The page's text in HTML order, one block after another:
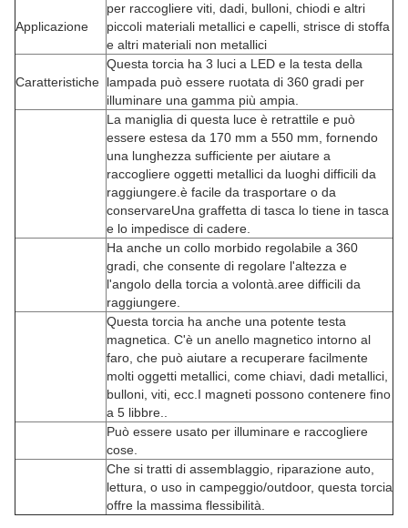
Applicazione
per raccogliere viti, dadi, bulloni, chiodi e altri
piccoli materiali metallici e capelli, strisce di stoffa
e altri materiali non metallici
Caratteristiche
Questa torcia ha 3 luci a LED e la testa della
lampada può essere ruotata di 360 gradi per
illuminare una gamma più ampia.
La maniglia di questa luce è retrattile e può
essere estesa da 170 mm a 550 mm, fornendo
una lunghezza sufficiente per aiutare a
raccogliere oggetti metallici da luoghi difficili da
raggiungere.è facile da trasportare o da
conservareUna graffetta di tasca lo tiene in tasca
e lo impedisce di cadere.
Ha anche un collo morbido regolabile a 360
gradi, che consente di regolare l'altezza e
l'angolo della torcia a volontà.aree difficili da
raggiungere.
Questa torcia ha anche una potente testa
magnetica. C'è un anello magnetico intorno al
faro, che può aiutare a recuperare facilmente
molti oggetti metallici, come chiavi, dadi metallici,
bulloni, viti, ecc.I magneti possono contenere fino
a 5 libbre..
Può essere usato per illuminare e raccogliere
cose.
Che si tratti di assemblaggio, riparazione auto,
lettura, o uso in campeggio/outdoor, questa torcia
offre la massima flessibilità.